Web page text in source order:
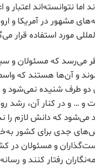
اما نتوانسته‌اند
مشهور در آمریکا و
مورد استفاده قرار
می‌رسد که مسئولان و
و آن‌ها هستند که
طرف شنیده نمی‌شود و
و … و در کنار آن، رشد
می‌شود که دانش لازم را
جدی برای کشور
و مسئولان در
رفتار کنند و